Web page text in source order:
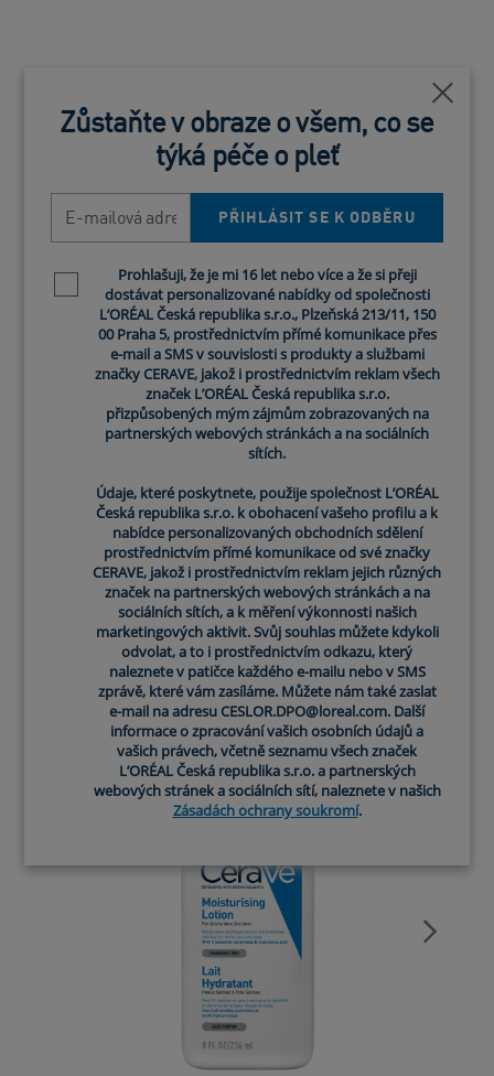
Cera vs. CeraVe
Tým CeraVe
Staňte se členem rodiny CeraVe a
získejte vzorky zdarma,
personalizované tipy pro péči o pleť a
mnoho dalšího.
Blízko
Zůstaňte v obraze o všem, co se
týká péče o pleť
PŘIHLÁSIT SE K ODBĚRU
Newsletter policy
Prohlašuji, že je mi 16 let nebo více a že si přeji
dostávat personalizované nabídky od společnosti
L’ORÉAL Česká republika s.r.o., Plzeňská 213/11, 150
00 Praha 5, prostřednictvím přímé komunikace přes
e-mail a SMS v souvislosti s produkty a službami
značky CERAVE, jakož i prostřednictvím reklam všech
značek L’ORÉAL Česká republika s.r.o.
přizpůsobených mým zájmům zobrazovaných na
partnerských webových stránkách a na sociálních
sítích.
Údaje, které poskytnete, použije společnost L’ORÉAL
Česká republika s.r.o. k obohacení vašeho profilu a k
nabídce personalizovaných obchodních sdělení
prostřednictvím přímé komunikace od své značky
CERAVE, jakož i prostřednictvím reklam jejich různých
značek na partnerských webových stránkách a na
sociálních sítích, a k měření výkonnosti našich
marketingových aktivit. Svůj souhlas můžete kdykoli
odvolat, a to i prostřednictvím odkazu, který
naleznete v patičce každého e-mailu nebo v SMS
zprávě, které vám zasíláme. Můžete nám také zaslat
e-mail na adresu CESLOR.DPO@loreal.com. Další
informace o zpracování vašich osobních údajů a
vašich právech, včetně seznamu všech značek
L’ORÉAL Česká republika s.r.o. a partnerských
webových stránek a sociálních sítí, naleznete v našich
Zásadách ochrany soukromí.